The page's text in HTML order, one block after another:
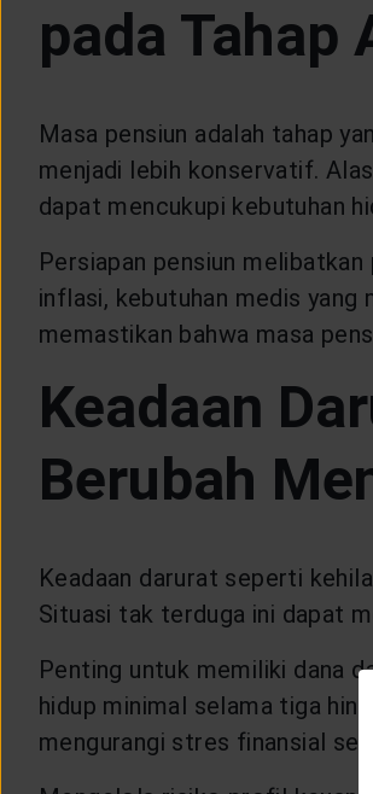
pada Tahap
Masa pensiun adalah tahap
menjadi lebih konservatif.
dapat mencukupi kebutuhan
Persiapan pensiun
inflasi, kebutuhan medis yang
memastikan bahwa masa
Keadaan
Berubah
Keadaan darurat seperti
Situasi tak terduga ini dapat
Penting untuk memiliki dana
hidup minimal selama tiga
mengurangi stres finansial